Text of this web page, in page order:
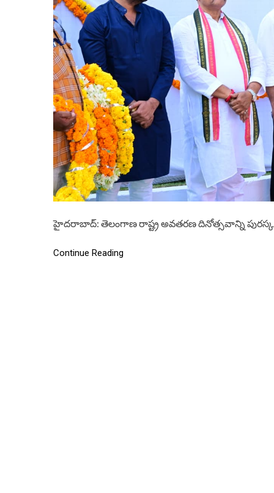
హైదరాబాద్: తెలంగాణ రాష్ట్ర అవతరణ దినోత్సవాన్ని
Continue Reading